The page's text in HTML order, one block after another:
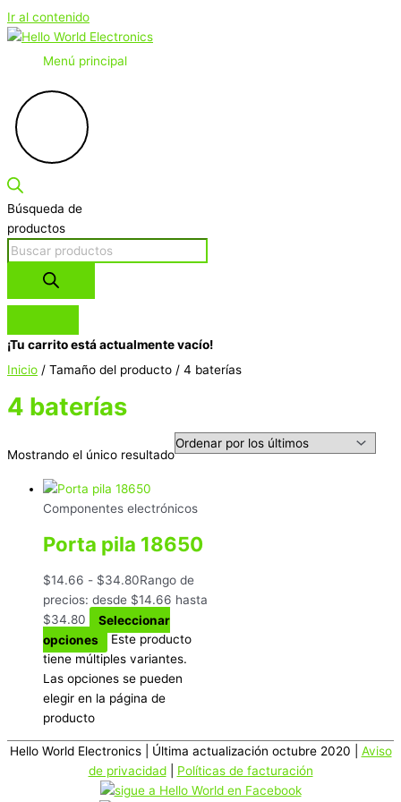
Ir al contenido
Menú principal
Búsqueda de
productos
¡Tu carrito está actualmente vacío!
Inicio / Tamaño del producto / 4 baterías
4 baterías
Mostrando el único resultado
Componentes electrónicos
Porta pila 18650
$14.66 - $34.80Rango de
precios: desde $14.66 hasta
$34.80
Seleccionar
opciones
Este producto
tiene múltiples variantes.
Las opciones se pueden
elegir en la página de
producto
Hello World Electronics| Última actualización octubre 2020 | Aviso
de privacidad| Políticas de facturación